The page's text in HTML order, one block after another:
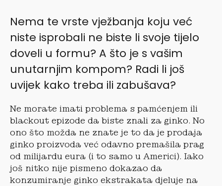
Nema te vrste vježbanja koju već
niste isprobali ne biste li svoje tijelo
doveli u formu? A što je s vašim
unutarnjim kompom? Radi li još
uvijek kako treba ili zabušava?
Ne morate imati problema s pamćenjem ili
blackout epizode da biste znali za ginko. No
ono što možda ne znate je to da je prodaja
ginko proizvoda već odavno premašila prag
od milijardu eura (i to samo u Americi). Iako
još nitko nije pismeno dokazao da
konzumiranje ginko ekstrakata djeluje na